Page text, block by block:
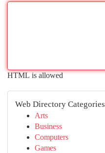
HTML is allowed
Web Directory Categories
Arts
Business
Computers
Games